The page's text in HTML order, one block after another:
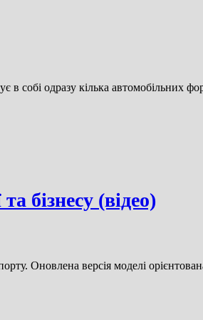
собі одразу кілька автомобільних
бізнесу (відео)
Оновлена версія моделі